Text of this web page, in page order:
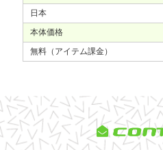
日本
本体価格
無料（アイテム課金）